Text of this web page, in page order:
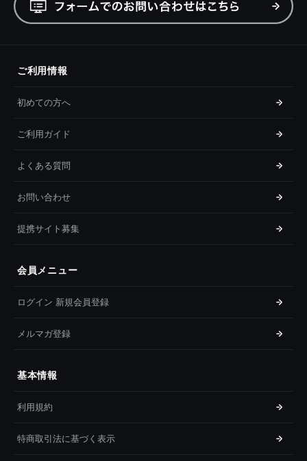
ご利用情報
初めての方へ
ご利用ガイド
よくある質問
お問い合わせ
提携サイト募集
会員メニュー
ログイン 新規会員登録
メルマガ登録
基本情報
利用規約
特商取引法に基づく表示